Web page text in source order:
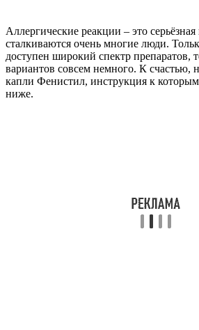
Аллергические реакции – это
сталкиваются очень многие люди.
доступен широкий спектр препаратов,
вариантов совсем немного. К счастью,
капли Фенистил, инструкция к которым
ниже.